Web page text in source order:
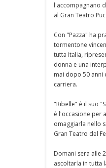
l'accompagnano
al Gran Teatro
Con "Pazza" ha
tormentone
tutta Italia,
donna e una
mai dopo 50 anni
carriera.
"Ribelle" è il suo
è l'occasione per
omaggiarla nello
Gran Teatro del
Domani sera alle
ascoltarla in tutta